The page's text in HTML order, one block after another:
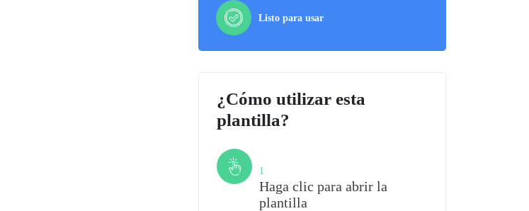
Listo para usar
¿Cómo utilizar esta
plantilla?
1
Haga clic para abrir la
plantilla